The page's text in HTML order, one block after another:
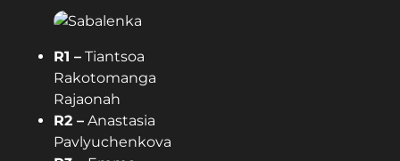
R1 – Tiantsoa
Rakotomanga
Rajaonah
R2 – Anastasia
Pavlyuchenkova